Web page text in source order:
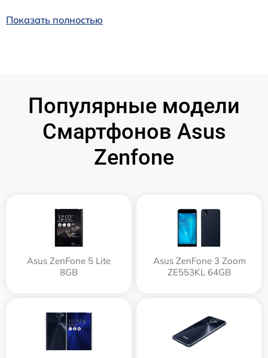
Показать полностью
Популярные модели
Смартфонов Asus
Zenfone
Asus ZenFone 5 Lite
8GB
Asus ZenFone 3 Zoom
ZE553KL 64GB